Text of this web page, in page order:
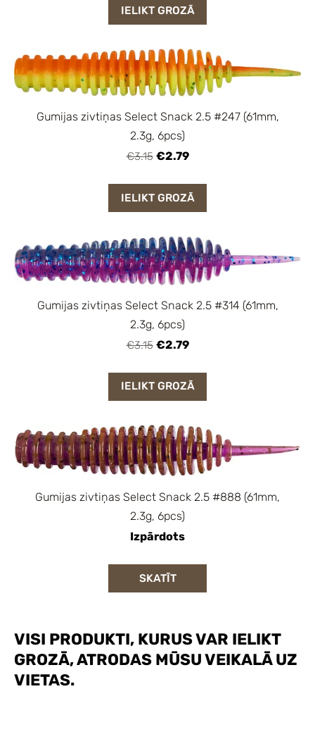
VISI PRODUKTI, KURUS VAR IELIKT
GROZĀ, ATRODAS MŪSU VEIKALĀ UZ
VIETAS.
IELIKT GROZĀ
Gumijas zivtiņas Select Snack 2.5 #247 (61mm,
2.3g, 6pcs)
€3.15 €2.79
IELIKT GROZĀ
Gumijas zivtiņas Select Snack 2.5 #314 (61mm,
2.3g, 6pcs)
€3.15 €2.79
IELIKT GROZĀ
Gumijas zivtiņas Select Snack 2.5 #888 (61mm,
2.3g, 6pcs)
Izpārdots
SKATĪT